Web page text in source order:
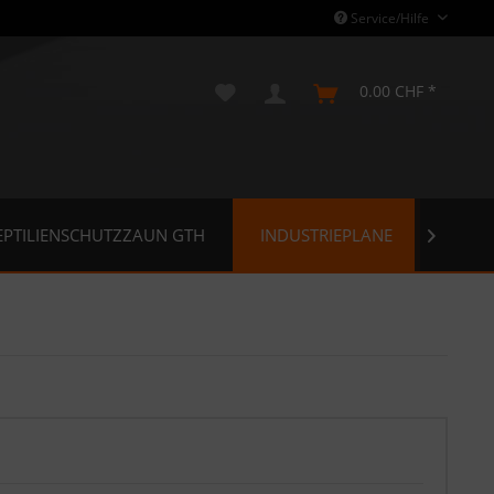
Service/Hilfe
0.00 CHF *
GTH INDUSTRIEPLANE 